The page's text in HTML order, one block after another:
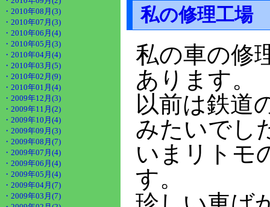
・2010年08月(3)
・2010年07月(3)
・2010年06月(4)
・2010年05月(3)
・2010年04月(4)
・2010年03月(5)
・2010年02月(9)
・2010年01月(4)
・2009年12月(3)
・2009年11月(2)
・2009年10月(4)
・2009年09月(3)
・2009年08月(7)
・2009年07月(4)
・2009年06月(4)
・2009年05月(4)
・2009年04月(7)
・2009年03月(7)
私の修理工場
私の車の修
あります。
以前は鉄道
みたいでし
いまリトモ
す。